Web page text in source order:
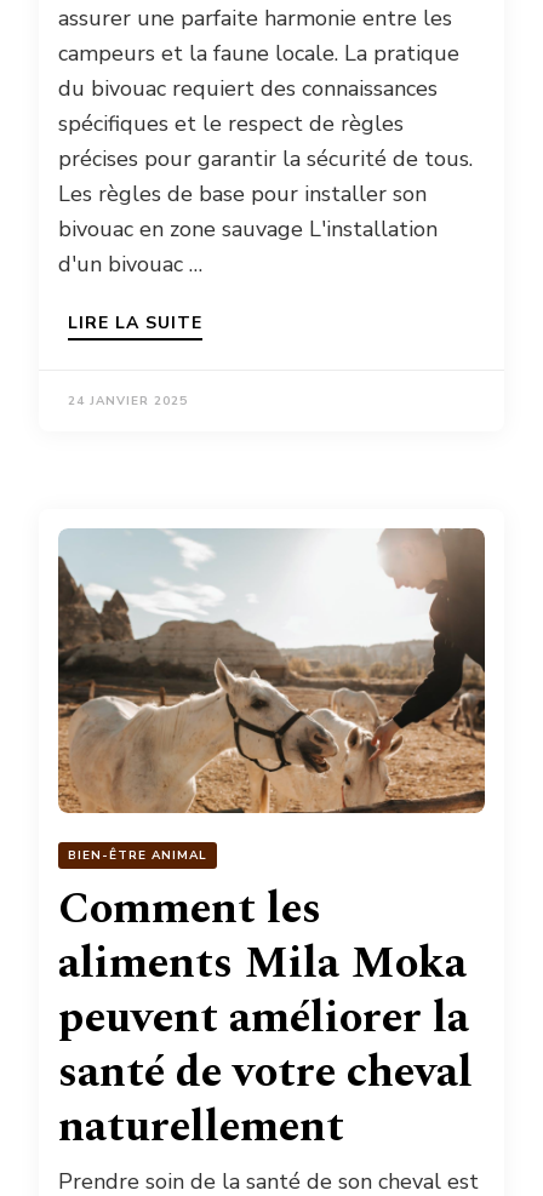
assurer une parfaite harmonie entre les
campeurs et la faune locale. La pratique
du bivouac requiert des connaissances
spécifiques et le respect de règles
précises pour garantir la sécurité de tous.
Les règles de base pour installer son
bivouac en zone sauvage L'installation
d'un bivouac …
LIRE LA SUITE
24 JANVIER 2025
BIEN-ÊTRE ANIMAL
Comment les
aliments Mila Moka
peuvent améliorer la
santé de votre cheval
naturellement
Prendre soin de la santé de son cheval est